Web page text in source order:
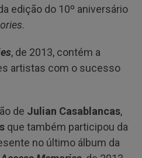
edição do 10º aniversário
.
, de 2013, contém a
artistas com o sucesso
de Julian Casablancas,
que também participou da
no último álbum da